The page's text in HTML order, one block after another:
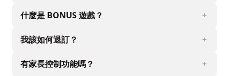
什麼是 BONUS 遊戲？
我該如何退訂？
有家長控制功能嗎？